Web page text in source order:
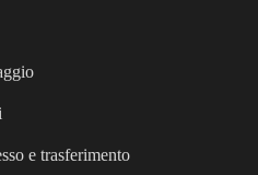
e trasferimento